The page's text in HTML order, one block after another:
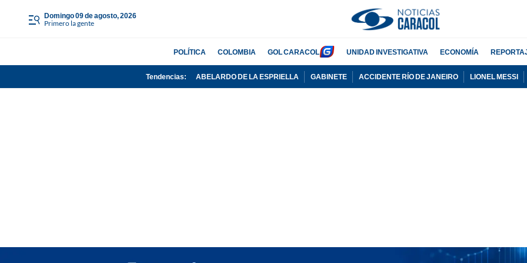
domingo 09 de agosto, 2026
Primero la gente
POLÍTICA COLOMBIA GOL CARACOL UNIDAD INVESTIGATIVA ECONOMÍA
Tendencias: ABELARDO DE LA ESPRIELLA GABINETE ACCIDENTE RÍO DE JANEIRO LIONEL MESSI